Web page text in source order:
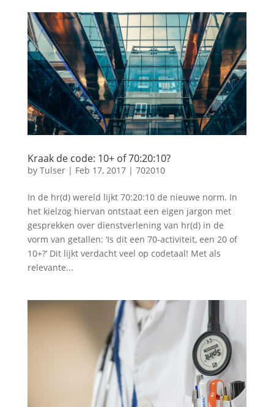
Kraak de code: 10+ of 70:20:10?
by Tulser| Feb 17, 2017| 702010
In de hr(d) wereld lijkt 70:20:10 de nieuwe norm. In
het kielzog hiervan ontstaat een eigen jargon met
gesprekken over dienstverlening van hr(d) in de
vorm van getallen: ‘Is dit een 70-activiteit, een 20 of
10+?’ Dit lijkt verdacht veel op codetaal! Met als
relevante...